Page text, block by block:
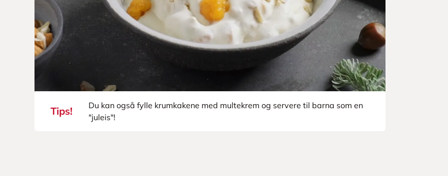
Tips!
Du kan også fylle krumkakene med multekrem og servere til barna som en
"juleis"!